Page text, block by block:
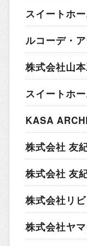
スイートホ
ルコーデ・
株式会社山
スイートホ
KASA
株式会社 友
株式会社 友
株式会社リ
株式会社ヤ